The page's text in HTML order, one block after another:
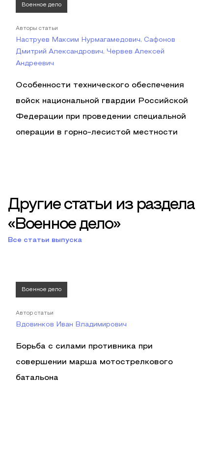
Военное дело
Авторы статьи
Наструев Максим Нурмагамедович, Сафонов
Дмитрий Александрович, Червев Алексей
Андреевич
Особенности технического обеспечения
войск национальной гвардии Российской
Федерации при проведении специальной
операции в горно-лесистой местности
Другие статьи из раздела
«Военное дело»
Все статьи выпуска
Военное дело
Автор статьи
Вдовинков Иван Владимирович
Борьба с силами противника при
совершении марша мотострелкового
батальона